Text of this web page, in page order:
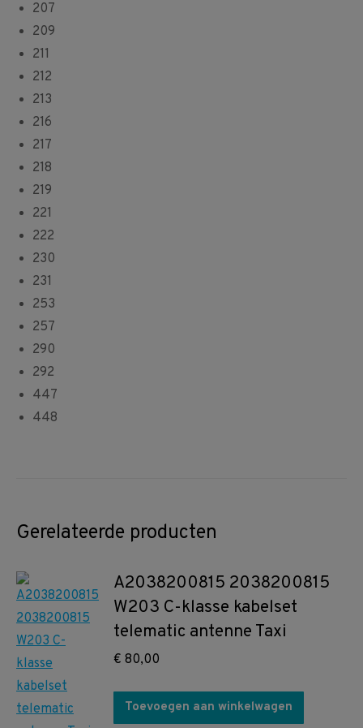
207
209
211
212
213
216
217
218
219
221
222
230
231
253
257
290
292
447
448
Gerelateerde producten
A2038200815 2038200815
W203 C-klasse kabelset
telematic antenne Taxi
€ 80,00
Toevoegen aan winkelwagen